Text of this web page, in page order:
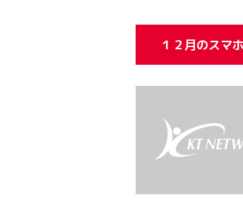
１２月のスマ